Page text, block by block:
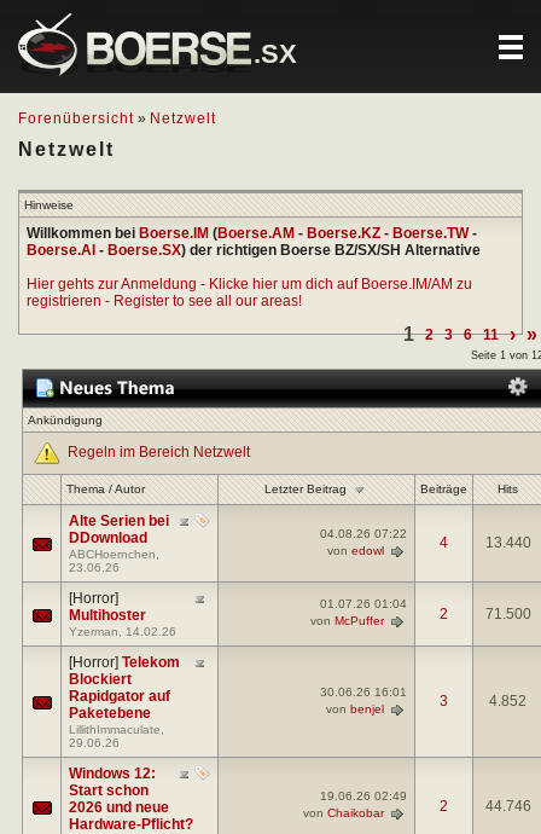
.SX
Forenübersicht » Netzwelt
Netzwelt
Hinweise
Willkommen bei Boerse.IM (Boerse.AM - Boerse.KZ - Boerse.TW-
Boerse.AI - Boerse.SX) der richtigen Boerse BZ/SX/SH Alternative
Hier gehts zur Anmeldung - Klicke hier um dich auf Boerse.IM/AM zu
registrieren - Register to see all our areas!
1 2 3 6 11 › »
Seite 1 von
Ankündigung
Regeln im Bereich Netzwelt
Thema/Autor Letzter Beitrag Beiträge Hits
Alte Serien bei
DDownload
ABCHoernchen
23.06.26
04.08.26 07:22
von edowl 4 13.440
[Horror]
Multihoster
Yzerman , 14.02.26
01.07.26 01:04
von McPuffer 2 71.500
[Horror] Telekom
Blockiert
Rapidgator auf
Paketebene
LillithImmaculate
29.06.26
30.06.26 16:01
von benjel 3 4.852
Windows 12:
Start schon
2026 und neue
Hardware-Pflicht?
19.06.26 02:49
von Chaikobar 2 44.746